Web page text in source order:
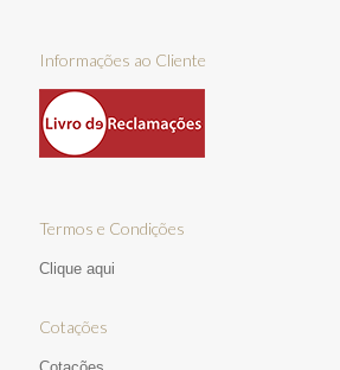
Informações ao Cliente
Termos e Condições
Clique aqui
Cotações